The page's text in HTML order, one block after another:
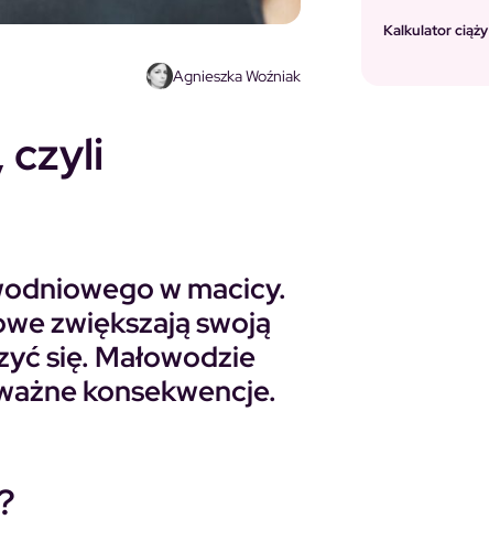
Agnieszka Woźniak
czyli
w macicy.
zwiększają swoją
się. Małowodzie
konsekwencje.
Kalkulator ciąży